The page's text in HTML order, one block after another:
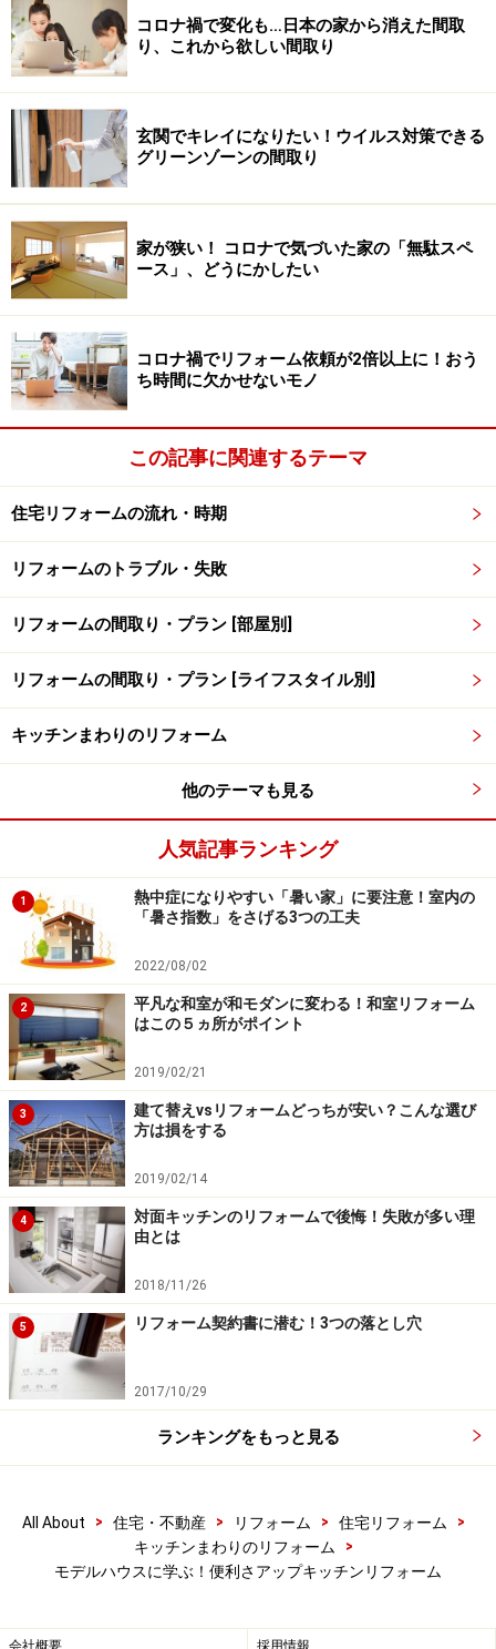
汚れやすく掃除の手間が掛かるのがキッチンのコンロま
わり。ここでは材料選びが大きなポイントとなります。
下の写真はキッチンのクッカー部分の壁面の様子です。
レンガ調のタイルが張られていて、全体の雰囲気を盛り
上げています。
GAGGENAU社製のバーベキューグリルがついたクッカー。キ
ッチン壁は汚れの目立たないレンガ調タイル（水谷建設）
キッチン壁の選び方は使う人の性格次第です。例えば、
鏡面のキッチンボードやステンレスは、マメに掃除をす
る人向けの壁材でしょう。表面がつるつるしているの
で、サッとひと拭きで汚れが落ち、手間なく美しく保つ
を張ると、サッと拭き取ることはできませんが、油汚れ
がついても汚れが目立たないので、そのまま放置してい
てもそれほど気になりません。実際にレンガを張って10
年拭いたことが無いという家を見ましたが、雰囲気が出
ていい感じになっていました。ただし当然べたつきはあ
踏み台不要！キッチンの壁面収納システム
キッチン収納では扉の選び方にも注意が必要です。狭い
通路に面したキッチン収納の場合は、引き戸を付けてお
くのがおすすめです。と言うのも、キッチンでは扉を開
け放ったまま作業することも多いので、引き戸なら戸を
開けたままでも身体をぶつけることがなく、狭いキッチ
ンでもジャマになることがありません。
引き戸の食器棚にビルトイン引き出し式の踏み台。家電置き
カウンターも全て引き出し式（ダイワハウス）
上の写真は、対面式キッチンの背面に設置された大型の
壁面収納の様子です。引き戸と引き出しを組み合わせた
収納なので、場所を取らず効率よく収納できるようにな
っています。引き戸は地震の時の安全性が高いのもメリ
またこの壁面収納は頭上の収納に使いやすい工夫がこら
コロナ禍で変化も…日本の家から消えた間取
り、これから欲しい間取り
玄関でキレイになりたい！ウイルス対策できる
グリーンゾーンの間取り
家が狭い！ コロナで気づいた家の「無駄スペ
ース」、どうにかしたい
コロナ禍でリフォーム依頼が2倍以上に！おう
ち時間に欠かせないモノ
この記事に関連するテーマ
住宅リフォームの流れ・時期
リフォームのトラブル・失敗
リフォームの間取り・プラン [部屋別]
リフォームの間取り・プラン [ライフスタイル別]
キッチンまわりのリフォーム
他のテーマも見る
人気記事ランキング
1
熱中症になりやすい「暑い家」に要注意！室内の
「暑さ指数」をさげる3つの工夫
2022/08/02
2
平凡な和室が和モダンに変わる！和室リフォーム
はこの５ヵ所がポイント
2019/02/21
3
建て替えvsリフォームどっちが安い？こんな選び
方は損をする
2019/02/14
4
対面キッチンのリフォームで後悔！失敗が多い理
由とは
2018/11/26
5 リフォーム契約書に潜む！3つの落とし穴
2017/10/29
ランキングをもっと見る
All About > 住宅・不動産 > リフォーム > 住宅リフォーム
>
キッチンまわりのリフォーム
>
モデルハウスに学ぶ！便利さアップキッチンリフォーム
会社概要 採用情報